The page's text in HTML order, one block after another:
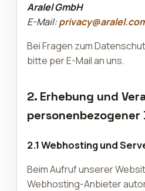
Aralel GmbH
E-Mail:
Bei Fragen zum
bitte per E-Mail an uns.
2. Erhebung und
personenbezogener
2.1 Webhosting und
Beim Aufruf unserer
Webhosting-Anbieter